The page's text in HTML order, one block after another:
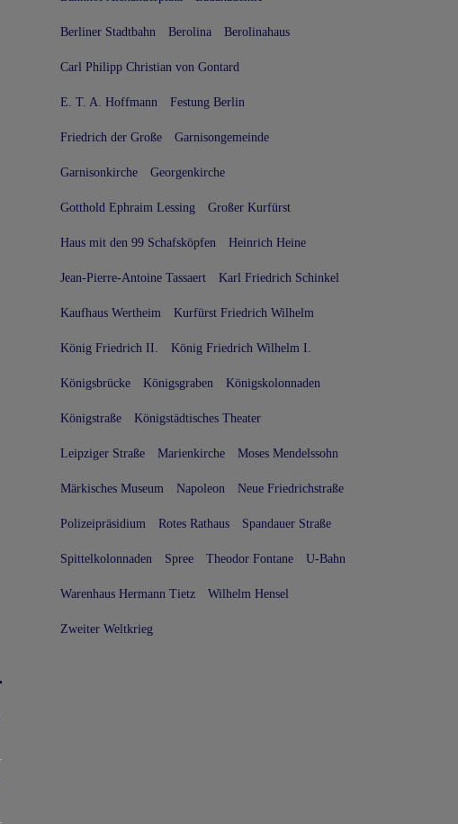
Berliner Stadtbahn Berolina Berolinahaus
Carl Philipp Christian von Gontard
E. T. A. Hoffmann Festung Berlin
Friedrich der Große Garnisongemeinde
Garnisonkirche Georgenkirche
Gotthold Ephraim Lessing Großer Kurfürst
Haus mit den 99 Schafsköpfen Heinrich Heine
Jean-Pierre-Antoine Tassaert Karl Friedrich Schinkel
Kaufhaus Wertheim Kurfürst Friedrich Wilhelm
König Friedrich II. König Friedrich Wilhelm I.
Königsbrücke Königsgraben Königskolonnaden
Königstraße Königstädtisches Theater
Leipziger Straße Marienkirche Moses Mendelssohn
Märkisches Museum Napoleon Neue Friedrichstraße
Polizeipräsidium Rotes Rathaus Spandauer Straße
Spittelkolonnaden Spree Theodor Fontane U-Bahn
Warenhaus Hermann Tietz Wilhelm Hensel
Zweiter Weltkrieg